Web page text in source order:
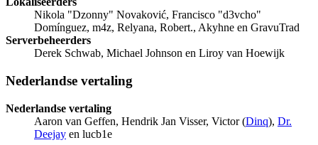
Nikola "Dzonny" Novaković, Francisco "d3vcho"
Domínguez, m4z, Relyana, Robert., Akyhne en GravuTrad
Serverbeheerders
Derek Schwab, Michael Johnson en Liroy van Hoewijk
Nederlandse vertaling
Nederlandse vertaling
Aaron van Geffen, Hendrik Jan Visser, Victor (Dinq), Dr.
Deejay en lucb1e